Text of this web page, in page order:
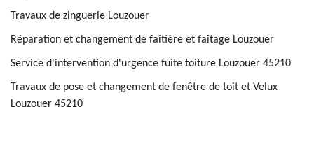
Travaux de zinguerie Louzouer
Réparation et changement de faîtière et faîtage Louzouer
Service d'intervention d'urgence fuite toiture Louzouer 45210
Travaux de pose et changement de fenêtre de toit et Velux
Louzouer 45210